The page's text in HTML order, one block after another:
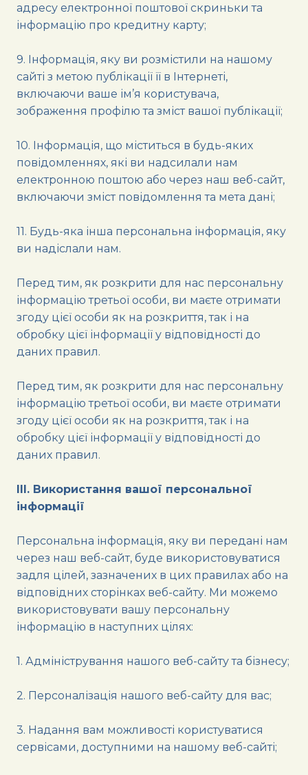
адресу електронної поштової скриньки та
інформацію про кредитну карту;
9. Інформація, яку ви розмістили на нашому
сайті з метою публікації її в Інтернеті,
включаючи ваше ім’я користувача,
зображення профілю та зміст вашої публікації;
10. Інформація, що міститься в будь-яких
повідомленнях, які ви надсилали нам
електронною поштою або через наш веб-сайт,
включаючи зміст повідомлення та мета дані;
11. Будь-яка інша персональна інформація, яку
ви надіслали нам.
Перед тим, як розкрити для нас персональну
інформацію третьої особи, ви маєте отримати
згоду цієї особи як на розкриття, так і на
обробку цієї інформації у відповідності до
даних правил.
Перед тим, як розкрити для нас персональну
інформацію третьої особи, ви маєте отримати
згоду цієї особи як на розкриття, так і на
обробку цієї інформації у відповідності до
даних правил.
III. Використання вашої персональної
інформації
Персональна інформація, яку ви передані нам
через наш веб-сайт, буде використовуватися
задля цілей, зазначених в цих правилах або на
відповідних сторінках веб-сайту. Ми можемо
використовувати вашу персональну
інформацію в наступних цілях:
1. Адміністрування нашого веб-сайту та бізнесу;
2. Персоналізація нашого веб-сайту для вас;
3. Надання вам можливості користуватися
сервісами, доступними на нашому веб-сайті;